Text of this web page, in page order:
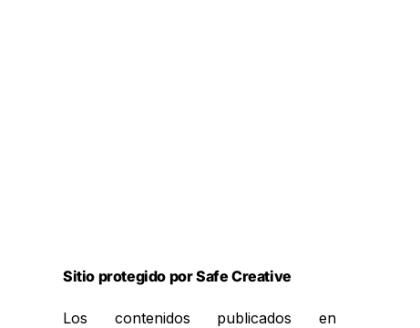
Sitio protegido por Safe Creative
Los contenidos publicados en